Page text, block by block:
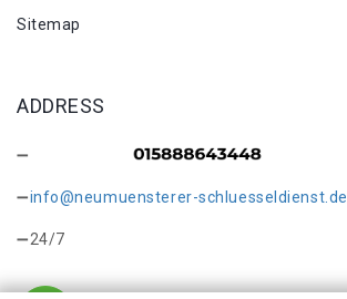
Sitemap
ADDRESS
info@neumuensterer-schluesseldienst.de
24/7